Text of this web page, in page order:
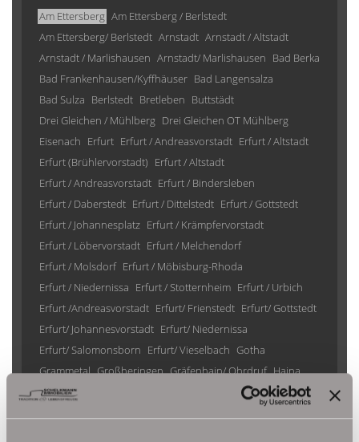
Am Ettersberg Am Ettersberg / Berlstedt
Am Ettersberg/ Berlstedt Arnstadt Arnstadt / Altstadt
Arnstadt / Marlishausen Arnstadt/ Marlishausen Bad Berka
Bad Frankenhausen/Kyffhäuser Bad Langensalza
Bad Sulza Berlstedt Bretleben Buttstädt
Drei Gleichen / Mühlberg Drei Gleichen OT Mühlberg
Eisenach Erfurt Erfurt / Andreasvorstadt Erfurt / Altstadt
Erfurt (Brühlervorstadt) Erfurt / Altstadt
Erfurt / Andreasvorstadt Erfurt / Bindersleben
Erfurt / Daberstedt Erfurt / Dittelstedt Erfurt / Gottstedt
Erfurt / Johannesplatz Erfurt / Krämpfervorstadt
Erfurt / Löbervorstadt Erfurt / Melchendorf
Erfurt / Molsdorf Erfurt / Möbisburg-Rhoda
Erfurt / Niedernissa Erfurt / Stotternheim Erfurt / Urbich
Erfurt /Andreasvorstadt Erfurt/ Frienstedt Erfurt/ Gottstedt
Erfurt/ Johannesvorstadt Erfurt/ Niedernissa
Erfurt/ Salomonsborn Erfurt/ Vieselbach Gotha
Grammetal Großheringen Gräfenhain/ Ohrdruf Haina
Herbsleben